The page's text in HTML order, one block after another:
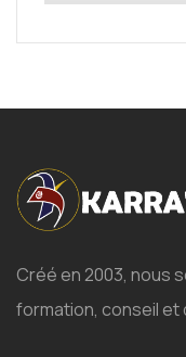
Créé en 2003, nous
formation, conseil et